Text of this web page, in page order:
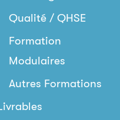
Qualité / QHSE
Formation
Modulaires
Autres Formations